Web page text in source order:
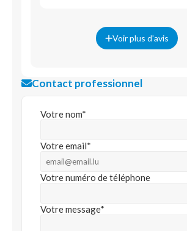
Voir plus d'avis
Contact professionnel
Votre nom*
Votre email*
Votre numéro de téléphone
Votre message*